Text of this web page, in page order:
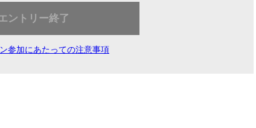
ントリー終了
参加にあたっての注意事項